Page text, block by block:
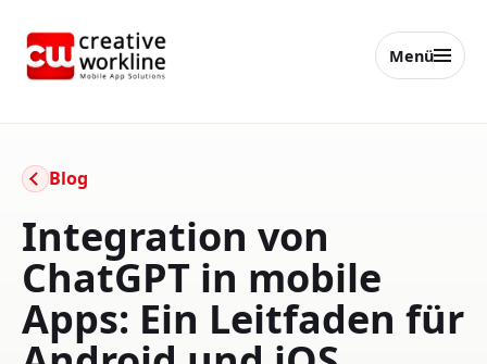
creative workline Menü
Blog
Integration von
ChatGPT in mobile
Apps: Ein Leitfaden für